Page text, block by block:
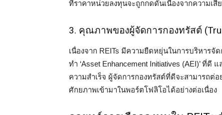
ที่ราคาหน่วยลงทุนจะถูกกดดันเนื่องจากความเ
3. คุณภาพของผู้จัดการกองทรัสต์
เนื่องจาก REITs มีความยืดหยุ่นในการบริหาร
ทำ ‘Asset Enhancement Initiatives (AEI)’ ที่
ความสำเร็จ ผู้จัดการกองทรัสต์ที่ดีจะสามารถ
ศักยภาพเข้ามาในพอร์ตโฟลิโอได้อย่างต่อเนื่อง